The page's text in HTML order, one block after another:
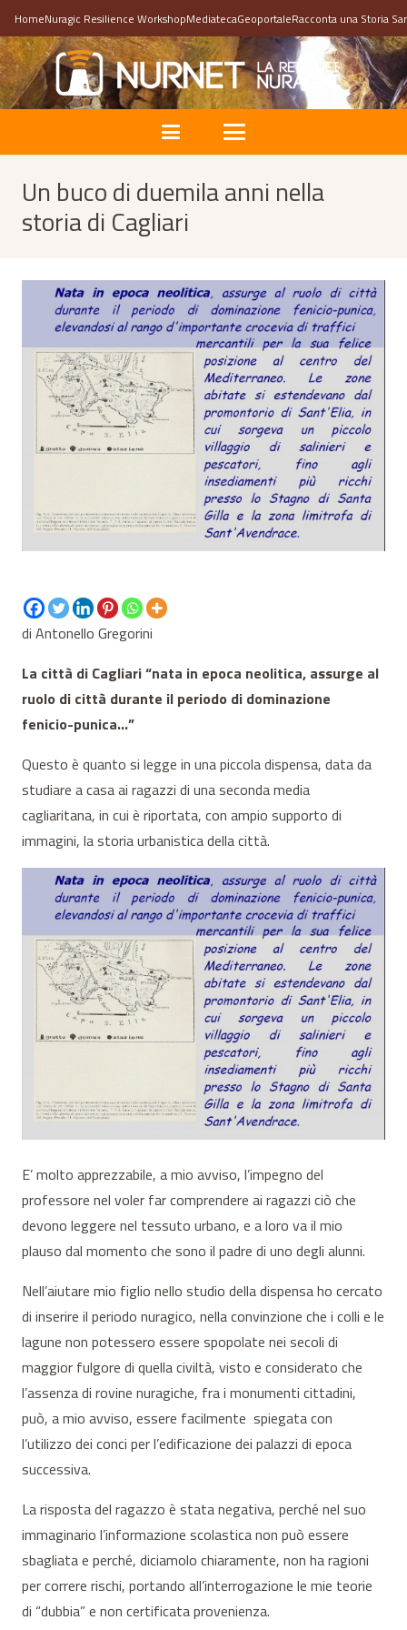
HomeNuragic Resilience WorkshopMediatecaGeoportaleRacconta una Storia
Un buco di duemila anni nella
storia di Cagliari
di Antonello Gregorini
La città di Cagliari “nata in epoca neolitica, assurge al
ruolo di città durante il periodo di dominazione
fenicio-punica…”
Questo è quanto si legge in una piccola dispensa, data da
studiare a casa ai ragazzi di una seconda media
cagliaritana, in cui è riportata, con ampio supporto di
immagini, la storia urbanistica della città.
E’ molto apprezzabile, a mio avviso, l’impegno del
professore nel voler far comprendere ai ragazzi ciò che
devono leggere nel tessuto urbano, e a loro va il mio
plauso dal momento che sono il padre di uno degli alunni.
Nell’aiutare mio figlio nello studio della dispensa ho cercato
di inserire il periodo nuragico, nella convinzione che i colli e le
lagune non potessero essere spopolate nei secoli di
maggior fulgore di quella civiltà, visto e considerato che
l’assenza di rovine nuragiche, fra i monumenti cittadini,
può, a mio avviso, essere facilmente spiegata con
l’utilizzo dei conci per l’edificazione dei palazzi di epoca
successiva.
La risposta del ragazzo è stata negativa, perché nel suo
immaginario l’informazione scolastica non può essere
sbagliata e perché, diciamolo chiaramente, non ha ragioni
per correre rischi, portando all’interrogazione le mie teorie
di “dubbia” e non certificata provenienza.